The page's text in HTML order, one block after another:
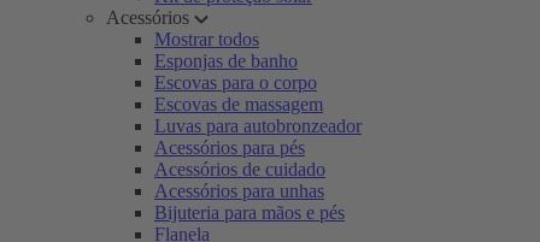
Acessórios
Mostrar todos
Esponjas de banho
Escovas para o corpo
Escovas de massagem
Luvas para autobronzeador
Acessórios para pés
Acessórios de cuidado
Acessórios para unhas
Bijuteria para mãos e pés
Flanela